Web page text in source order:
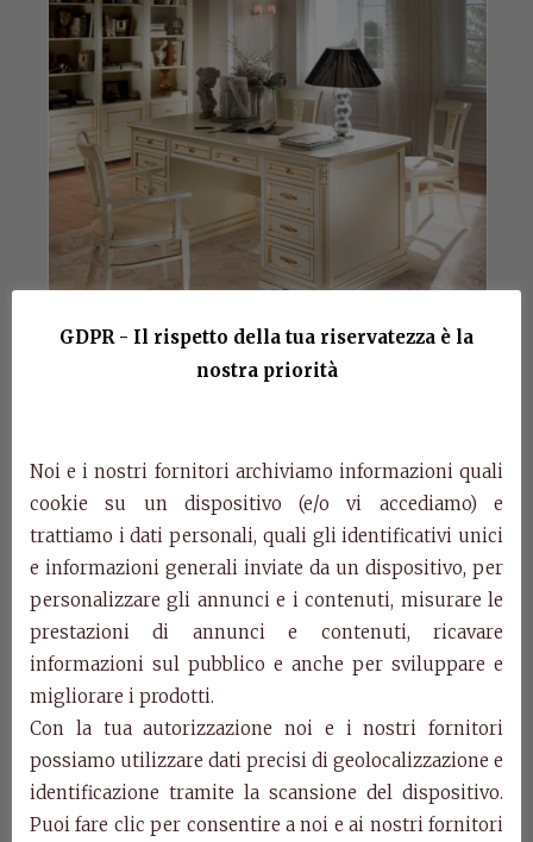
Art. 616/T – Desk
Marco Polo
Art. 616/T
Desk.
cm. w.180 d.85 h. 82
Art. 618/T
Chair with armrests.
Art. 604/T
Chair.
GDPR - Il rispetto della tua riservatezza è la
nostra priorità
Noi e i nostri fornitori archiviamo informazioni quali
cookie su un dispositivo (e/o vi accediamo) e
trattiamo i dati personali, quali gli identificativi unici
e informazioni generali inviate da un dispositivo, per
personalizzare gli annunci e i contenuti, misurare le
prestazioni di annunci e contenuti, ricavare
informazioni sul pubblico e anche per sviluppare e
migliorare i prodotti.
Con la tua autorizzazione noi e i nostri fornitori
possiamo utilizzare dati precisi di geolocalizzazione e
identificazione tramite la scansione del dispositivo.
Puoi fare clic per consentire a noi e ai nostri fornitori